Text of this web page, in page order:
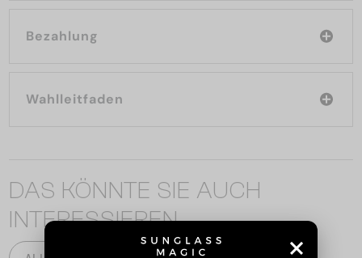
Bezahlung
Wahlleitfaden
DAS KÖNNTE SIE AUCH
INTERESSIEREN